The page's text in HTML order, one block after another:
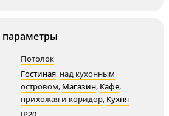
Потолок
Гостиная, над кухонным
островом, Магазин, Кафе,
прихожая и коридор, Кухня